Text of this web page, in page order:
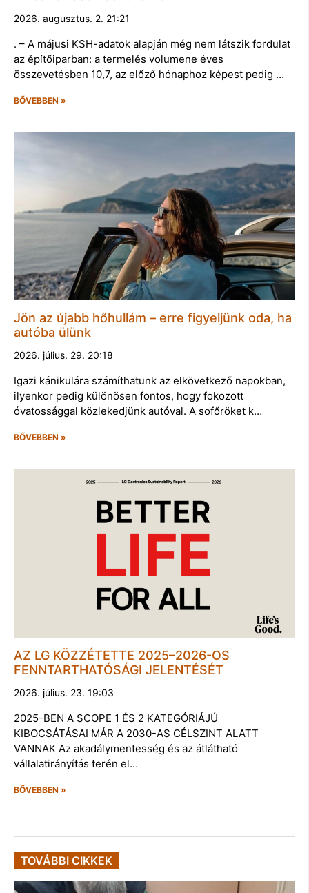
2026. augusztus. 2. 21:21
. – A májusi KSH-adatok alapján még nem látszik fordulat
az építőiparban: a termelés volumene éves
összevetésben 10,7, az előző hónaphoz képest pedig …
BŐVEBBEN »
Jön az újabb hőhullám – erre figyeljünk oda, ha
autóba ülünk
2026. július. 29. 20:18
Igazi kánikulára számíthatunk az elkövetkező napokban,
ilyenkor pedig különösen fontos, hogy fokozott
óvatossággal közlekedjünk autóval. A sofőröket k…
BŐVEBBEN »
AZ LG KÖZZÉTETTE 2025–2026-OS
FENNTARTHATÓSÁGI JELENTÉSÉT
2026. július. 23. 19:03
2025-BEN A SCOPE 1 ÉS 2 KATEGÓRIÁJÚ
KIBOCSÁTÁSAI MÁR A 2030-AS CÉLSZINT ALATT
VANNAK Az akadálymentesség és az átlátható
vállalatirányítás terén el…
BŐVEBBEN »
TOVÁBBI CIKKEK